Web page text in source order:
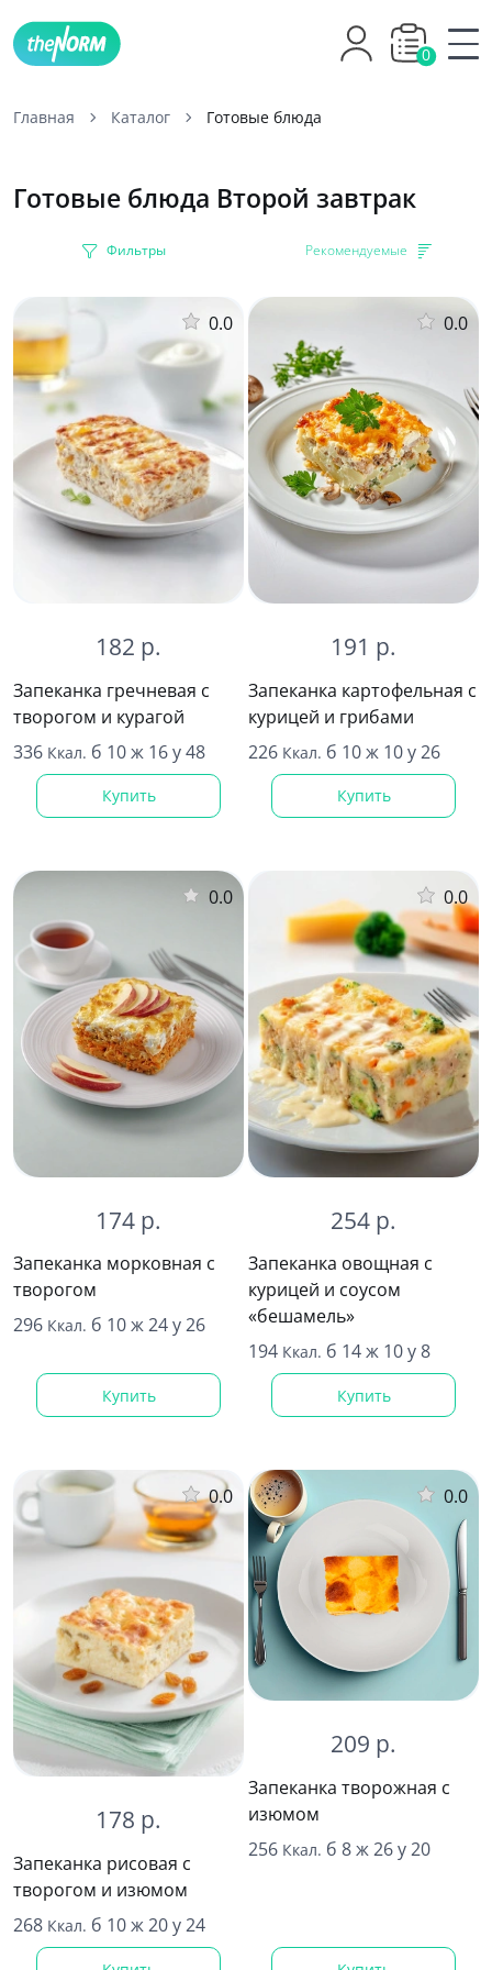
0
Главная Каталог Готовые блюда
Готовые блюда Второй завтрак
Фильтры Рекомендуемые
182 р.
Запеканка гречневая с
творогом и курагой
336 Ккал. б 10 ж 16 у 48
0.0
Купить
191 р.
Запеканка картофельная с
курицей и грибами
226 Ккал. б 10 ж 10 у 26
0.0
Купить
174 р.
Запеканка морковная с
творогом
296 Ккал. б 10 ж 24 у 26
0.0
Купить
254 р.
Запеканка овощная с
курицей и соусом
«бешамель»
194 Ккал. б 14 ж 10 у 8
0.0
Купить
178 р.
Запеканка рисовая с
творогом и изюмом
268 Ккал. б 10 ж 20 у 24
0.0
209 р.
Запеканка творожная с
изюмом
256 Ккал. б 8 ж 26 у 20
0.0